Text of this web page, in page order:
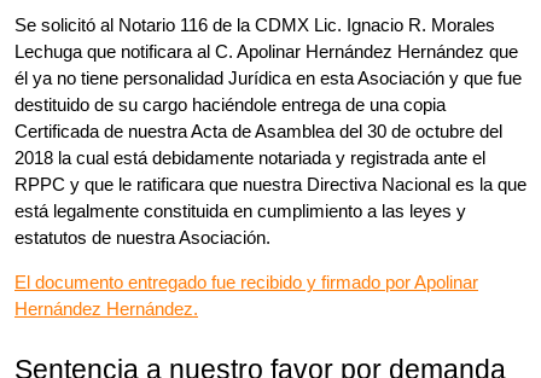
Se solicitó al Notario 116 de la CDMX Lic. Ignacio R. Morales
Lechuga que notificara al C. Apolinar Hernández Hernández que
él ya no tiene personalidad Jurídica en esta Asociación y que fue
destituido de su cargo haciéndole entrega de una copia
Certificada de nuestra Acta de Asamblea del 30 de octubre del
2018 la cual está debidamente notariada y registrada ante el
RPPC y que le ratificara que nuestra Directiva Nacional es la que
está legalmente constituida en cumplimiento a las leyes y
estatutos de nuestra Asociación.
El documento entregado fue recibido y firmado por Apolinar
Hernández Hernández.
Sentencia a nuestro favor por demanda